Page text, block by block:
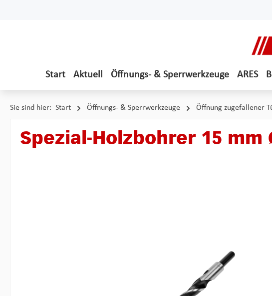
Start Aktuell Öffnungs- & Sperrwerkzeuge ARES
Sie sind hier: Start Öffnungs- & Sperrwerkzeuge Öffnung zugefallener
Spezial-Holzbohrer 15 mm